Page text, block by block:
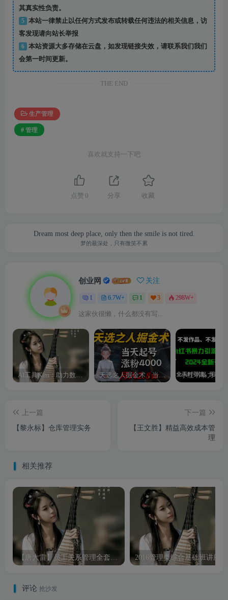
其真实性负责。
5
本站一律禁止以任何方式发布或转载任何违法的相关信息，访
客发现请向站长举报
6
本站资源大多存储在云盘，如发现链接失效，请联系我们我们
会第一时间更新。
THE END
生产管理
# 管理
喜欢就支持一下吧
点赞 0 分享 收藏
Dream most deep place, only then the smile is not tired.
梦的最深处，只有微笑不累
创业网 关注
1 6.7W+ 1 3 298W+
这家伙很懒，什么都没有写...
AI工具Kim：助力数字化转型的智能助手 天选之人掘金术，当天起号，7条作品涨粉4000+，单月变现2.8w天选之人掘…
上一篇
【黎永标】仓库管理实务
下一篇
【王文胜】精益高效成本管
理
相关推荐
【唐大雷】员工关系管理全套技巧（6集）
评论 抢沙发